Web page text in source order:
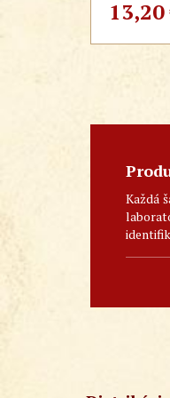
zmenšuje
šľachy a
malých
13,20
Každá